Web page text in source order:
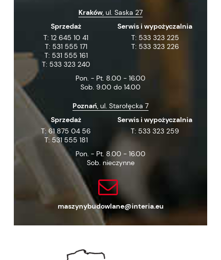
Kraków, ul. Saska 27
Sprzedaż
T:12 645 10 41
T: 531 555 171
T: 531 555 161
T: 533 323 240
Serwis i wypożyczalnia
T: 533 323 225
T: 533 323 226
Pon. - Pt. 8.00 - 16.00
Sob. 9.00 do 14.00
Poznań, ul. Starołęcka 7
Sprzedaż
T:61 875 04 56
T: 531 555 181
Serwis i wypożyczalnia
T: 533 323 259
Pon. - Pt. 8.00 - 16.00
Sob. nieczynne
maszynybudowlane@interia.eu